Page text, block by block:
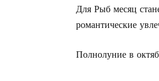
Для Рыб месяц
романтические
Полнолуние в